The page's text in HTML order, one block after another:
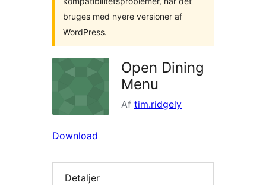
bruges med nyere versioner af
WordPress.
Open Dining
Menu
Af tim.ridgely
Download
Detaljer